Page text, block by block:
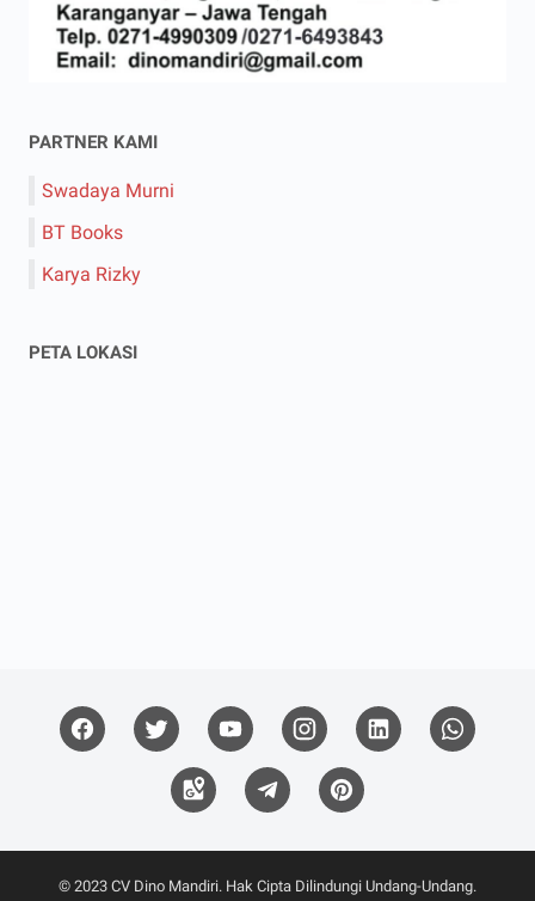
PARTNER KAMI
Swadaya Murni
BT Books
Karya Rizky
PETA LOKASI
© 2023 CV Dino Mandiri. Hak Cipta Dilindungi Undang-Undang.